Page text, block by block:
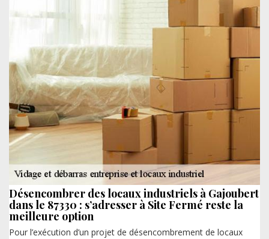
Désencombrer des locaux industriels à Gajoubert
dans le 87330 : s’adresser à Site Fermé reste la
meilleure option
Pour l’exécution d’un projet de désencombrement de locaux